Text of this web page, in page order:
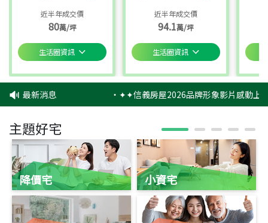
近半年成交價
80萬/坪
生活圈資訊
近半年成交價
94.1萬/坪
生活圈資訊
最新消息 ‧✦✦信義房屋2026品牌形象影片感動上
主題好宅
降價宅 小資宅